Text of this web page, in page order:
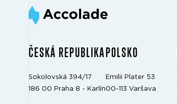
ČESKÁ REPUBLIKA
Sokolovská 394/17
186 00 Praha 8 - Karlín
POLSKO
Emilii Plater 53
00-113 Varšava